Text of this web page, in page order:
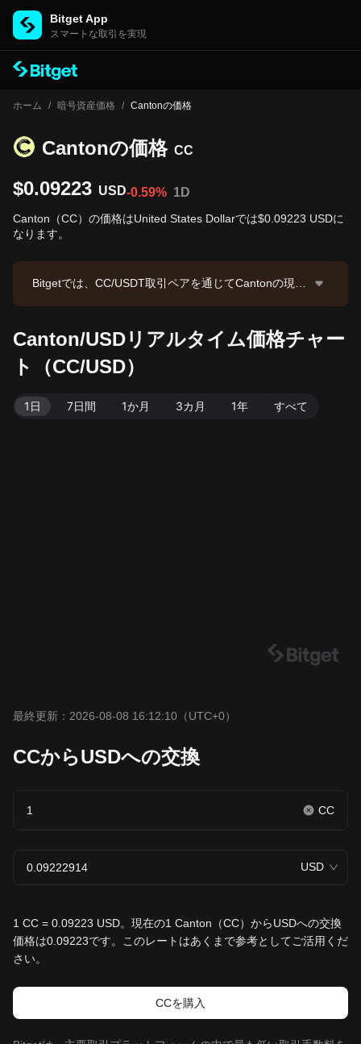
Bitget App
スマートな取引を実現
ホーム / 暗号資産価格 / Cantonの価格
Cantonの‌価格 CC
$0.09223 USD-0.59% 1D
Canton（CC）の価格はUnited States Dollarでは$0.09223 USDに
なります。
Bitgetでは、CC/USDT取引ペアを通じてCantonの現物
総額は$3,623,864,808.12、流通供給量は39.29B CCで
08-08 16:12:10。
Canton/USDリアルタイム価格チャー
ト（CC/USD）
1日 7日間 1か月 3カ月 1年 すべて
最終更新：2026-08-08 16:12:10 （UTC+0）
CCからUSDへの交換
CC
USD
1 CC = 0.09223 USD。現在の1 Canton（CC）からUSDへの交換
価格は0.09223です。このレートはあくまで参考としてご活用くだ
さい。
CCを‌購入